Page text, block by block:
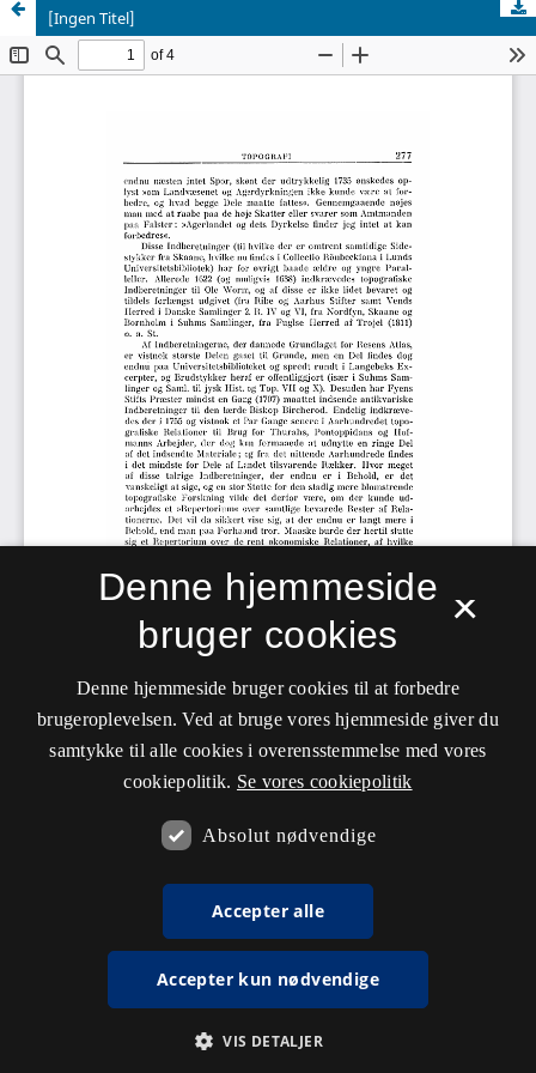
[Ingen Titel]
×
Denne hjemmeside
bruger cookies
Denne hjemmeside bruger cookies til at forbedre
brugeroplevelsen. Ved at bruge vores hjemmeside giver du
samtykke til alle cookies i overensstemmelse med vores
cookiepolitik. Se vores cookiepolitik
Absolut nødvendige
Accepter alle
Accepter kun nødvendige
VIS DETALJER